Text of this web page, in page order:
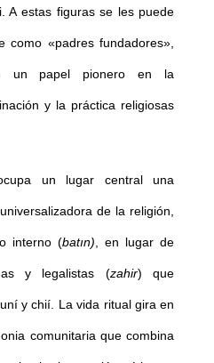
A estas figuras se les puede
como «padres fundadores»,
un papel pionero en la
y la práctica religiosas
un lugar central una
de la religión,
interno (batın) , en lugar de
y legalistas (zahir) que
y chií. La vida ritual gira en
comunitaria que combina